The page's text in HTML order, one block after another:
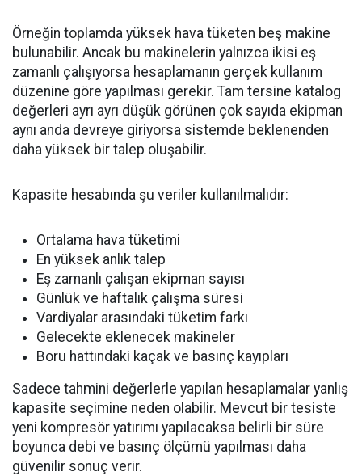
Örneğin toplamda yüksek hava tüketen beş makine
bulunabilir. Ancak bu makinelerin yalnızca ikisi eş
zamanlı çalışıyorsa hesaplamanın gerçek kullanım
düzenine göre yapılması gerekir. Tam tersine katalog
değerleri ayrı ayrı düşük görünen çok sayıda ekipman
aynı anda devreye giriyorsa sistemde beklenenden
daha yüksek bir talep oluşabilir.
Kapasite hesabında şu veriler kullanılmalıdır:
Ortalama hava tüketimi
En yüksek anlık talep
Eş zamanlı çalışan ekipman sayısı
Günlük ve haftalık çalışma süresi
Vardiyalar arasındaki tüketim farkı
Gelecekte eklenecek makineler
Boru hattındaki kaçak ve basınç kayıpları
Sadece tahmini değerlerle yapılan hesaplamalar yanlış
kapasite seçimine neden olabilir. Mevcut bir tesiste
yeni kompresör yatırımı yapılacaksa belirli bir süre
boyunca debi ve basınç ölçümü yapılması daha
güvenilir sonuç verir.